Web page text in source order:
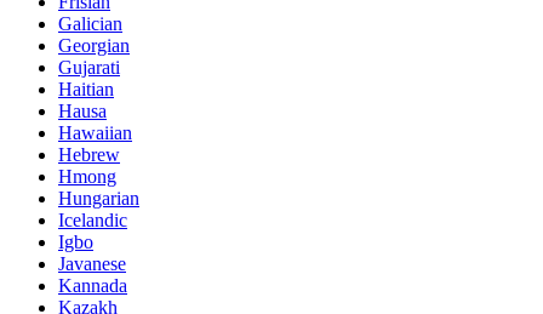
Galician
Georgian
Gujarati
Haitian
Hausa
Hawaiian
Hebrew
Hmong
Hungarian
Icelandic
Igbo
Javanese
Kannada
Kazakh